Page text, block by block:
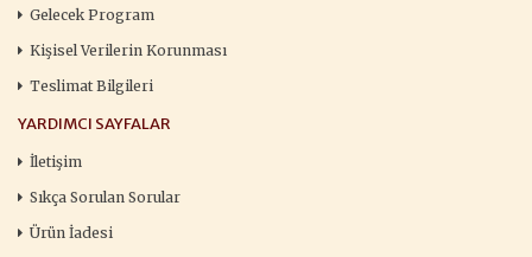
Gelecek Program
Kişisel Verilerin Korunması
Teslimat Bilgileri
YARDIMCI SAYFALAR
İletişim
Sıkça Sorulan Sorular
Ürün İadesi